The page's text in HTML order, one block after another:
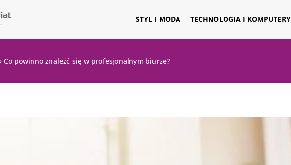
STYL I MODA TECHNOLOGIA I KOMPUTERY
Co powinno znaleźć się w profesjonalnym biurze?